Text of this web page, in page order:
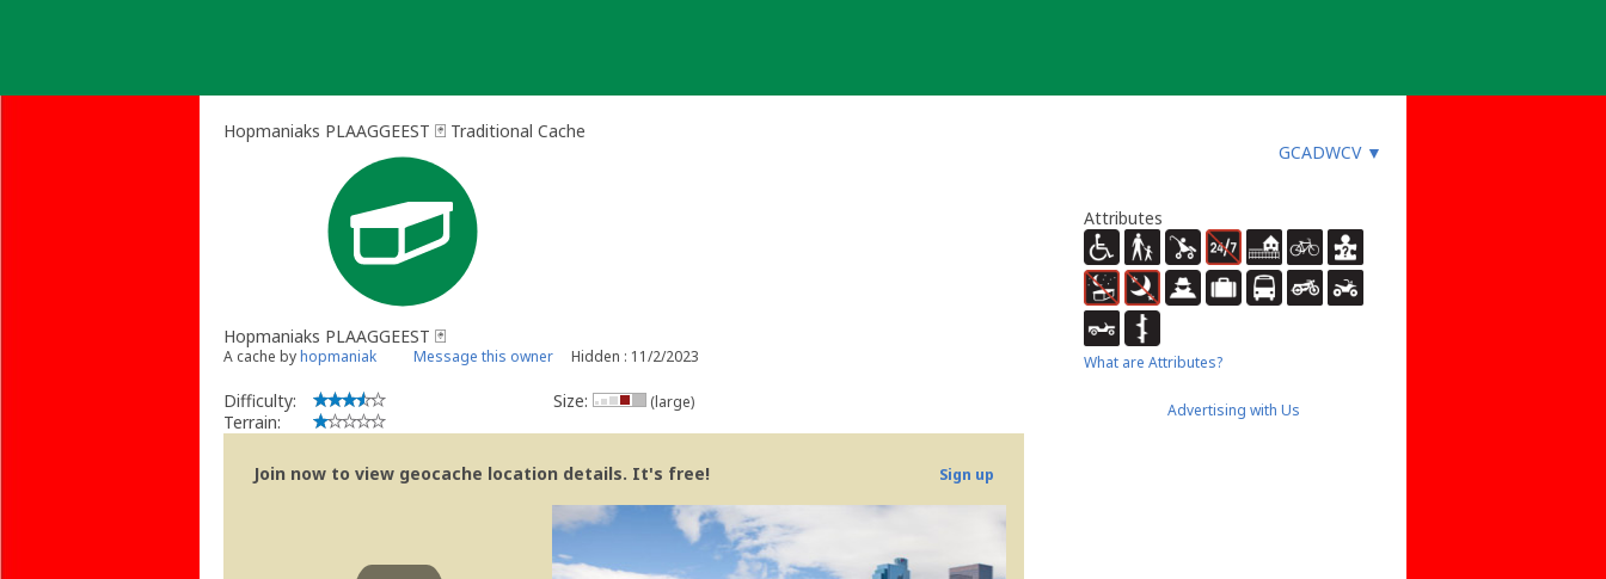
Hopmaniaks PLAAGGEEST 🃏 Traditional Cache
GCADWCV ▼
Hopmaniaks PLAAGGEEST 🃏
A cache byhopmaniak Message this owner Hidden : 11/2/2023
Difficulty:
Terrain:
Size: (large)
Join now to view geocache location details. It's free! Sign up
Attributes
What are Attributes?
Advertising with Us